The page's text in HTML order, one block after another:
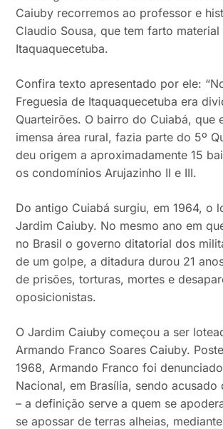
Caiuby recorremos ao professor e
Claudio Sousa, que tem farto
Itaquaquecetuba.
Confira texto apresentado por ele:
Freguesia de Itaquaquecetuba era
Quarteirões. O bairro do Cuiabá, que
imensa área rural, fazia parte do 5º
deu origem a aproximadamente 15
os condomínios Arujazinho II e III.
Do antigo Cuiabá surgiu, em 1964, o
Jardim Caiuby. No mesmo ano em
no Brasil o governo ditatorial dos
de um golpe, a ditadura durou 21
de prisões, torturas, mortes e
oposicionistas.
O Jardim Caiuby começou a ser
Armando Franco Soares Caiuby.
1968, Armando Franco foi
Nacional, em Brasília, sendo acusado
– a definição serve a quem se
se apossar de terras alheias,